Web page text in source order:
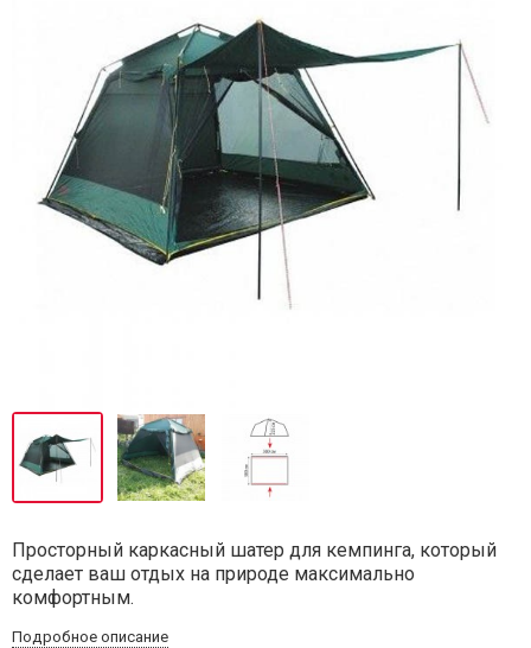
Просторный каркасный шатер для кемпинга, который
сделает ваш отдых на природе максимально
комфортным.
Подробное описание